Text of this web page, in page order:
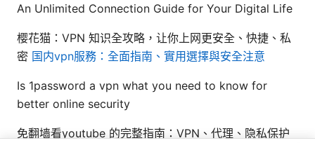
An Unlimited Connection Guide for Your Digital Life
樱花猫：VPN 知识全攻略，让你上网更安全、快捷、私
密 国内vpn服務：全面指南、實用選擇與安全注意
Is 1password a vpn what you need to know for
better online security
免翻墙看youtube 的完整指南：VPN、代理、隐私保护